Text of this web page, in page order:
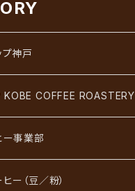
プ神戸
KOBE COFFEE ROASTERY
ー事業部
ー（豆／粉）